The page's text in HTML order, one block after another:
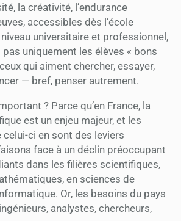
la créativité, l’endurance
accessibles dès l’école
niveau universitaire et professionnel,
uniquement les élèves « bons
qui aiment chercher, essayer,
— bref, penser autrement.
? Parce qu’en France, la
est un enjeu majeur, et les
ci en sont des leviers
face à un déclin préoccupant
dans les filières scientifiques,
en sciences de
Or, les besoins du pays
analystes, chercheurs,